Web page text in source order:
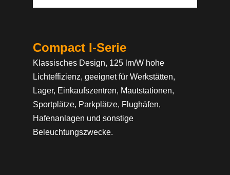
Compact I-Serie
Klassisches Design, 125 lm/W hohe
Lichteffizienz, geeignet für Werkstätten,
Lager, Einkaufszentren, Mautstationen,
Sportplätze, Parkplätze, Flughäfen,
Hafenanlagen und sonstige
Beleuchtungszwecke.